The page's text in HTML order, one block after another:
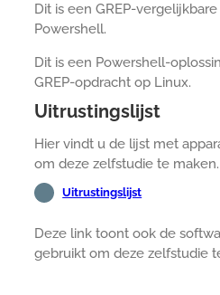
Dit is een GREP-
Powershell.
Dit is een Powershell-
GREP-opdracht op Linux.
Uitrustingslijst
Hier vindt u de lijst met
om deze zelfstudie te maken.
Uitrustingslijst
Deze link toont ook de
gebruikt om deze zelfstudie